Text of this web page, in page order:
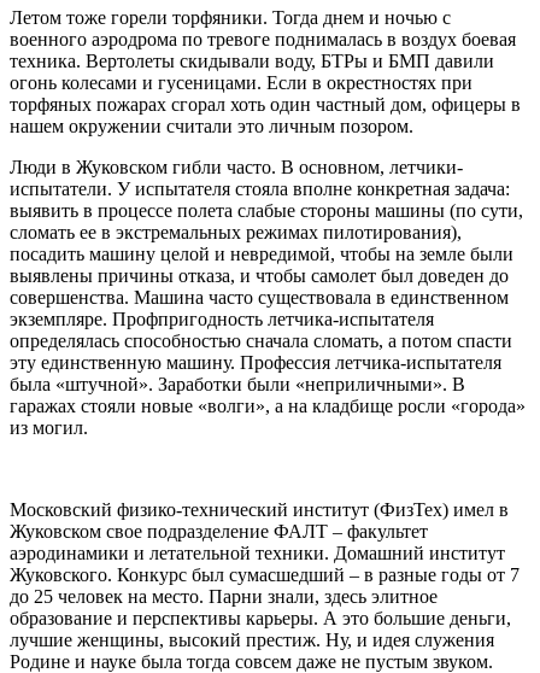
Летом тоже горели торфяники. Тогда днем и ночью с
военного аэродрома по тревоге поднималась в воздух боевая
техника. Вертолеты скидывали воду, БТРы и БМП давили
огонь колесами и гусеницами. Если в окрестностях при
торфяных пожарах сгорал хоть один частный дом, офицеры в
нашем окружении считали это личным позором.
Люди в Жуковском гибли часто. В основном, летчики-
испытатели. У испытателя стояла вполне конкретная задача:
выявить в процессе полета слабые стороны машины (по сути,
сломать ее в экстремальных режимах пилотирования),
посадить машину целой и невредимой, чтобы на земле были
выявлены причины отказа, и чтобы самолет был доведен до
совершенства. Машина часто существовала в единственном
экземпляре. Профпригодность летчика-испытателя
определялась способностью сначала сломать, а потом спасти
эту единственную машину. Профессия летчика-испытателя
была «штучной». Заработки были «неприличными». В
гаражах стояли новые «волги», а на кладбище росли «города»
из могил.
Московский физико-технический институт (ФизТех) имел в
Жуковском свое подразделение ФАЛТ – факультет
аэродинамики и летательной техники. Домашний институт
Жуковского. Конкурс был сумасшедший – в разные годы от 7
до 25 человек на место. Парни знали, здесь элитное
образование и перспективы карьеры. А это большие деньги,
лучшие женщины, высокий престиж. Ну, и идея служения
Родине и науке была тогда совсем даже не пустым звуком.